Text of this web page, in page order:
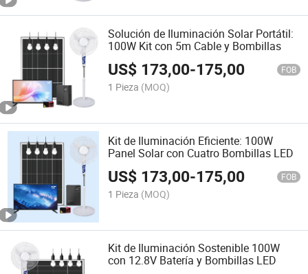
Solución de Iluminación Solar Portátil:
100W Kit con 5m Cable y Bombillas
US$ 173,00-175,00 FOB
1 Pieza (MOQ)
Kit de Iluminación Eficiente: 100W
Panel Solar con Cuatro Bombillas LED
US$ 173,00-175,00 FOB
1 Pieza (MOQ)
Kit de Iluminación Sostenible 100W
con 12.8V Batería y Bombillas LED